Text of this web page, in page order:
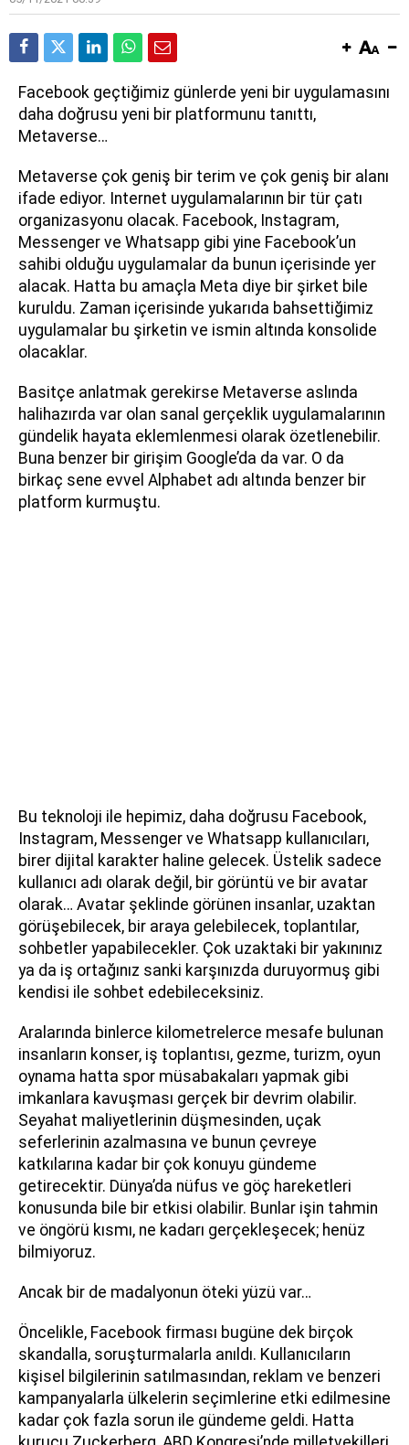
Facebook geçtiğimiz günlerde yeni bir uygulamasını
daha doğrusu yeni bir platformunu tanıttı,
Metaverse…
Metaverse çok geniş bir terim ve çok geniş bir alanı
ifade ediyor. Internet uygulamalarının bir tür çatı
organizasyonu olacak. Facebook, Instagram,
Messenger ve Whatsapp gibi yine Facebook’un
sahibi olduğu uygulamalar da bunun içerisinde yer
alacak. Hatta bu amaçla Meta diye bir şirket bile
kuruldu. Zaman içerisinde yukarıda bahsettiğimiz
uygulamalar bu şirketin ve ismin altında konsolide
olacaklar.
Basitçe anlatmak gerekirse Metaverse aslında
halihazırda var olan sanal gerçeklik uygulamalarının
gündelik hayata eklemlenmesi olarak özetlenebilir.
Buna benzer bir girişim Google’da da var. O da
birkaç sene evvel Alphabet adı altında benzer bir
platform kurmuştu.
Bu teknoloji ile hepimiz, daha doğrusu Facebook,
Instagram, Messenger ve Whatsapp kullanıcıları,
birer dijital karakter haline gelecek. Üstelik sadece
kullanıcı adı olarak değil, bir görüntü ve bir avatar
olarak… Avatar şeklinde görünen insanlar, uzaktan
görüşebilecek, bir araya gelebilecek, toplantılar,
sohbetler yapabilecekler. Çok uzaktaki bir yakınınız
ya da iş ortağınız sanki karşınızda duruyormuş gibi
kendisi ile sohbet edebileceksiniz.
Aralarında binlerce kilometrelerce mesafe bulunan
insanların konser, iş toplantısı, gezme, turizm, oyun
oynama hatta spor müsabakaları yapmak gibi
imkanlara kavuşması gerçek bir devrim olabilir.
Seyahat maliyetlerinin düşmesinden, uçak
seferlerinin azalmasına ve bunun çevreye
katkılarına kadar bir çok konuyu gündeme
getirecektir. Dünya’da nüfus ve göç hareketleri
konusunda bile bir etkisi olabilir. Bunlar işin tahmin
ve öngörü kısmı, ne kadarı gerçekleşecek; henüz
bilmiyoruz.
Ancak bir de madalyonun öteki yüzü var…
Öncelikle, Facebook firması bugüne dek birçok
skandalla, soruşturmalarla anıldı. Kullanıcıların
kişisel bilgilerinin satılmasından, reklam ve benzeri
kampanyalarla ülkelerin seçimlerine etki edilmesine
kadar çok fazla sorun ile gündeme geldi. Hatta